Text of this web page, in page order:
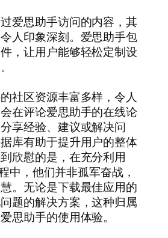
爱思助手访问的内容，其
人印象深刻。爱思助手包
，让用户能够轻松定制设
社区资源丰富多样，令人
在评论爱思助手的在线论
享经验、建议或解决问
库有助于提升用户的整体
欣慰的是，在充分利用
中，他们并非孤军奋战，
。无论是下载最佳应用的
题的解决方案，这种归属
思助手的使用体验。